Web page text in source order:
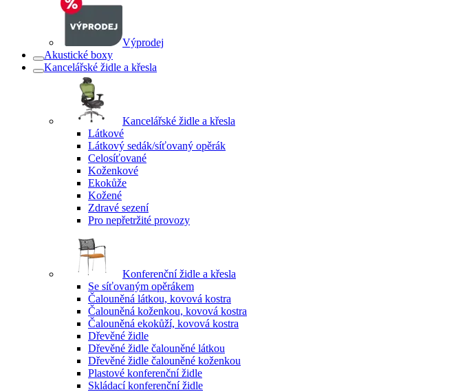
Výprodej
Akustické boxy
Kancelářské židle a křesla
Kancelářské židle a křesla
Látkové
Látkový sedák/síťovaný opěrák
Celosíťované
Koženkové
Ekokůže
Kožené
Zdravé sezení
Pro nepřetržité provozy
Konferenční židle a křesla
Se síťovaným opěrákem
Čalouněná látkou, kovová kostra
Čalouněná koženkou, kovová kostra
Čalouněná ekokůží, kovová kostra
Dřevěné židle
Dřevěné židle čalouněné látkou
Dřevěné židle čalouněné koženkou
Plastové konferenční židle
Skládací konferenční židle